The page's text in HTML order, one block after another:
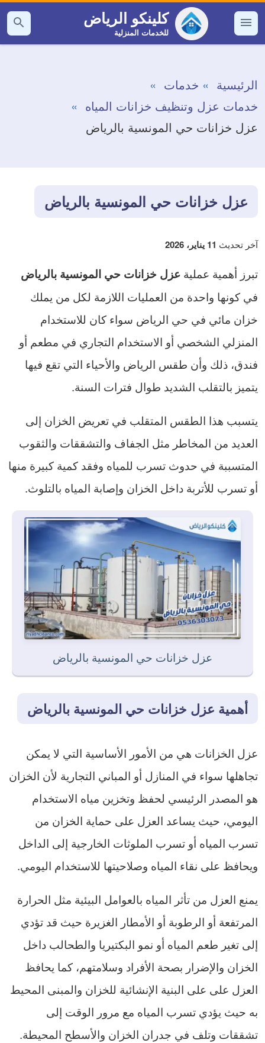
التجاوز
إلى القائمة
كلينكو الرياض
للخدمات المنزلية
بحث
عن
الرئيسية
خدمات
خدمات عزل وتنظيف خزانات المياه
عزل خزانات حي المونسية بالرياض
عزل خزانات حي المونسية بالرياض
آخر تحديث 11 يناير، 2026
تبرز أهمية عملية عزل خزانات حي المونسية بالرياض
في كونها واحدة من العمليات اللازمة لكل من يملك
خزان مائي في حي الرياض سواء كان للاستخدام
المنزلي الشخصي أو الاستخدام التجاري في مطعم أو
فندق، ذلك وأن طقس الرياض والأحياء التي تقع فيها
يتميز بالتقلب الشديد طوال فترات السنة.
يتسبب هذا الطقس المتقلب في تعريض الخزان إلى
العديد من المخاطر مثل الجفاف والتشققات والثقوب
المتسببة في حدوث تسرب للمياه وفقد كمية كبيرة منها
أو تسرب للأتربة داخل الخزان وإصابة المياه بالتلوث.
عزل خزانات حي المونسية بالرياض
أهمية عزل خزانات حي المونسية بالرياض
عزل الخزانات هي من الأمور الأساسية التي لا يمكن
تجاهلها سواء في المنازل أو المباني التجارية لأن الخزان
هو المصدر الرئيسي لحفظ وتخزين مياه الاستخدام
اليومي، حيث يساعد العزل على حماية الخزان من
تسرب المياه أو تسرب الملوثات الخارجية إلى الداخل
ويحافظ على نقاء المياه وصلاحيتها للاستخدام اليومي.
يمنع العزل من تأثر المياه بالعوامل البيئية مثل الحرارة
المرتفعة أو الرطوبة أو الأمطار الغزيرة حيث قد تؤدي
إلى تغير طعم المياه أو نمو البكتيريا والطحالب داخل
الخزان والإضرار بصحة الأفراد وسلامتهم، كما يحافظ
العزل على على البنية الإنشائية للخزان والمبنى المحيط
به حيث يؤدي تسرب المياه مع مرور الوقت إلى
تشققات وتلف في جدران الخزان والأسطح المحيطة.